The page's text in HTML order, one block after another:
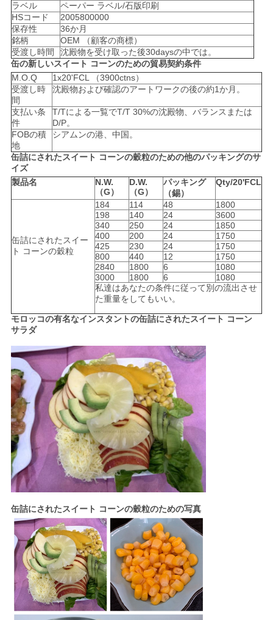
地
図
PRIVACY
POLICY
ラベル
ペーパー ラベル/石版印刷
HSコード
2005800000
保存性
36か月
銘柄
OEM （顧客の商標）
受渡し時間
沈殿物を受け取った後30daysの中では。
缶の新しいスイート コーンのための貿易契約条件
M.O.Q
1x20'FCL （3900ctns）
受渡し時
間
沈殿物および確認のアートワークの後の約1か月。
支払い条
件
T/Tによる一覧でT/T 30%の沈殿物、バランスまたは
D/P。
FOBの積
地
シアムンの港、中国。
缶詰にされたスイート コーンの穀粒のための他のパッキングのサ
イズ
製品名
N.W.
（G）
D.W.
（G）
パッキング
（錫）
Qty/20'FCL
缶詰にされたスイー
ト コーンの穀粒
184 114 48
1800
198
140 24
3600
340
250 24
1850
400
200 24
1750
425
230 24
1750
800
440 12
1750
2840
1800 6
1080
3000
1800 6
1080
私達はあなたの条件に従って別の流出させ
た重量をしてもいい。
モロッコの有名なインスタントの缶詰にされたスイート コーン
サラダ
缶詰にされたスイート コーンの穀粒のための写真